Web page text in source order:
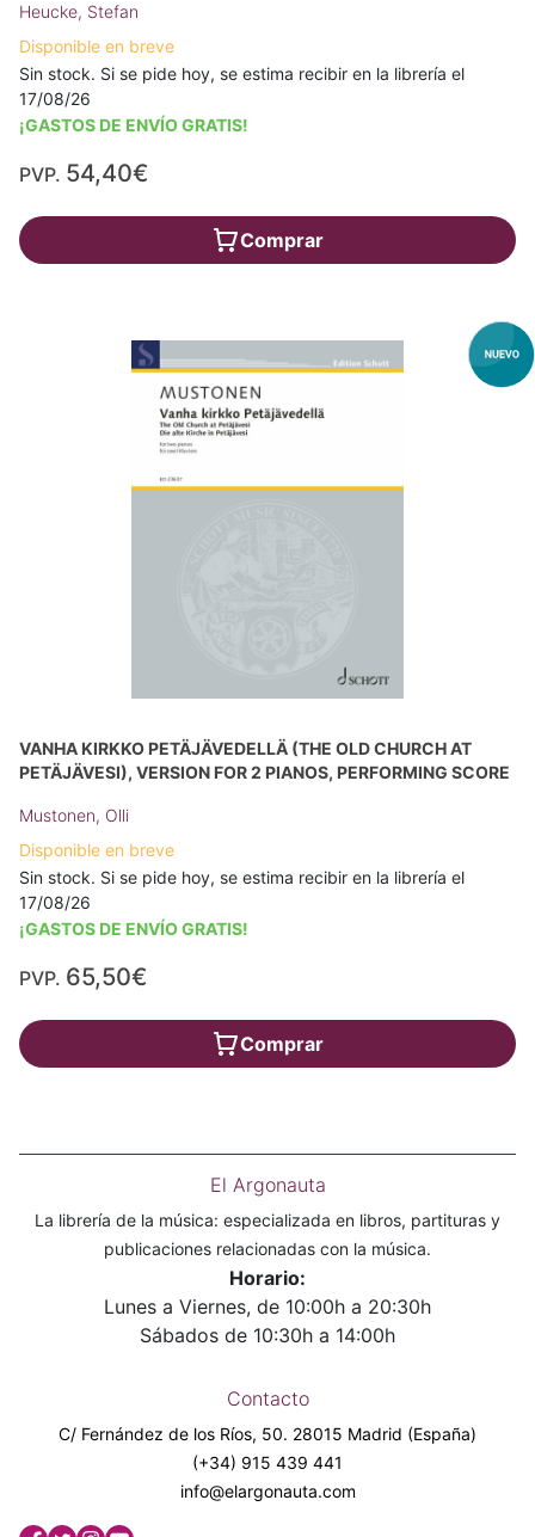
Heucke, Stefan
Disponible en breve
Sin stock. Si se pide hoy, se estima recibir en la librería el
17/08/26
¡GASTOS DE ENVÍO GRATIS!
PVP. 54,40€
Comprar
VANHA KIRKKO PETÄJÄVEDELLÄ (THE OLD CHURCH AT
PETÄJÄVESI), VERSION FOR 2 PIANOS, PERFORMING SCORE
Mustonen, Olli
Disponible en breve
Sin stock. Si se pide hoy, se estima recibir en la librería el
17/08/26
¡GASTOS DE ENVÍO GRATIS!
PVP. 65,50€
Comprar
El Argonauta
La librería de la música: especializada en libros, partituras y
publicaciones relacionadas con la música.
Horario:
Lunes a Viernes, de 10:00h a 20:30h
Sábados de 10:30h a 14:00h
Contacto
C/ Fernández de los Ríos, 50. 28015 Madrid (España)
(+34) 915 439 441
info@elargonauta.com